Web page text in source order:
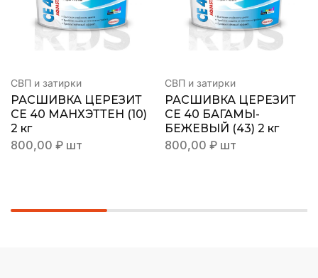
СВП и затирки
РАСШИВКА ЦЕРЕЗИТ
СЕ 40 МАНХЭТТЕН (10)
2 кг
800,00 ₽ шт
СВП и затирки
РАСШИВКА ЦЕРЕЗИТ
СЕ 40 БАГАМЫ-
БЕЖЕВЫЙ (43) 2 кг
800,00 ₽ шт